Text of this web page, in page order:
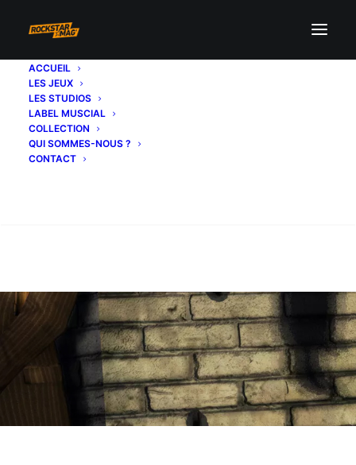
ACCUEIL
LES JEUX
LES STUDIOS
LABEL MUSCIAL
COLLECTION
QUI SOMMES-NOUS ?
CONTACT